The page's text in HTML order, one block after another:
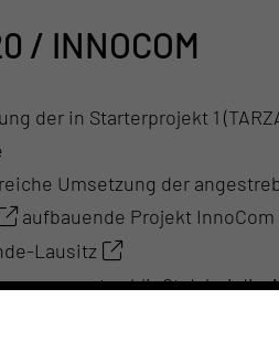
/ INNOCOM
der in Starterprojekt 1
Umsetzung der
aufbauende Projekt
Lausitz
schließt dabei
zwischen den